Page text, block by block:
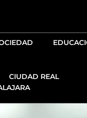
CIUDAD REAL